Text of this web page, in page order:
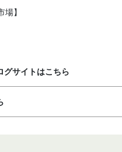
場】
グサイトはこちら